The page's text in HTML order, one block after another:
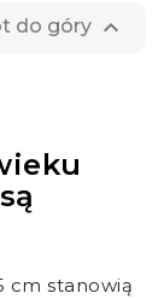
do góry 
cm stanowią